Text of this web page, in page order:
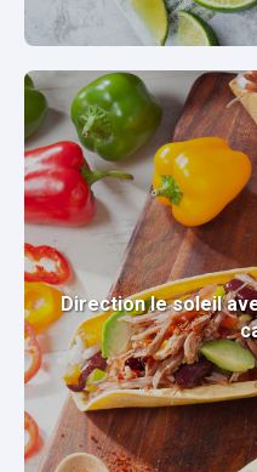
Direction le soleil